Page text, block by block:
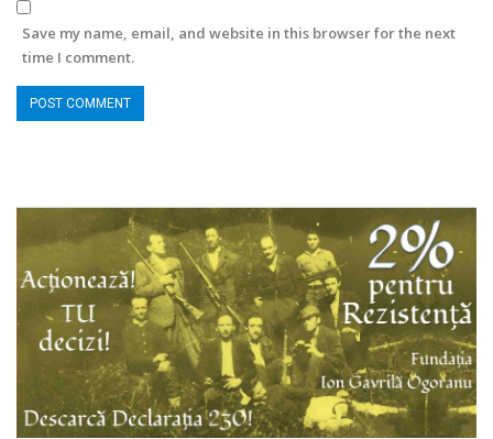
Save my name, email, and website in this browser for the next
time I comment.